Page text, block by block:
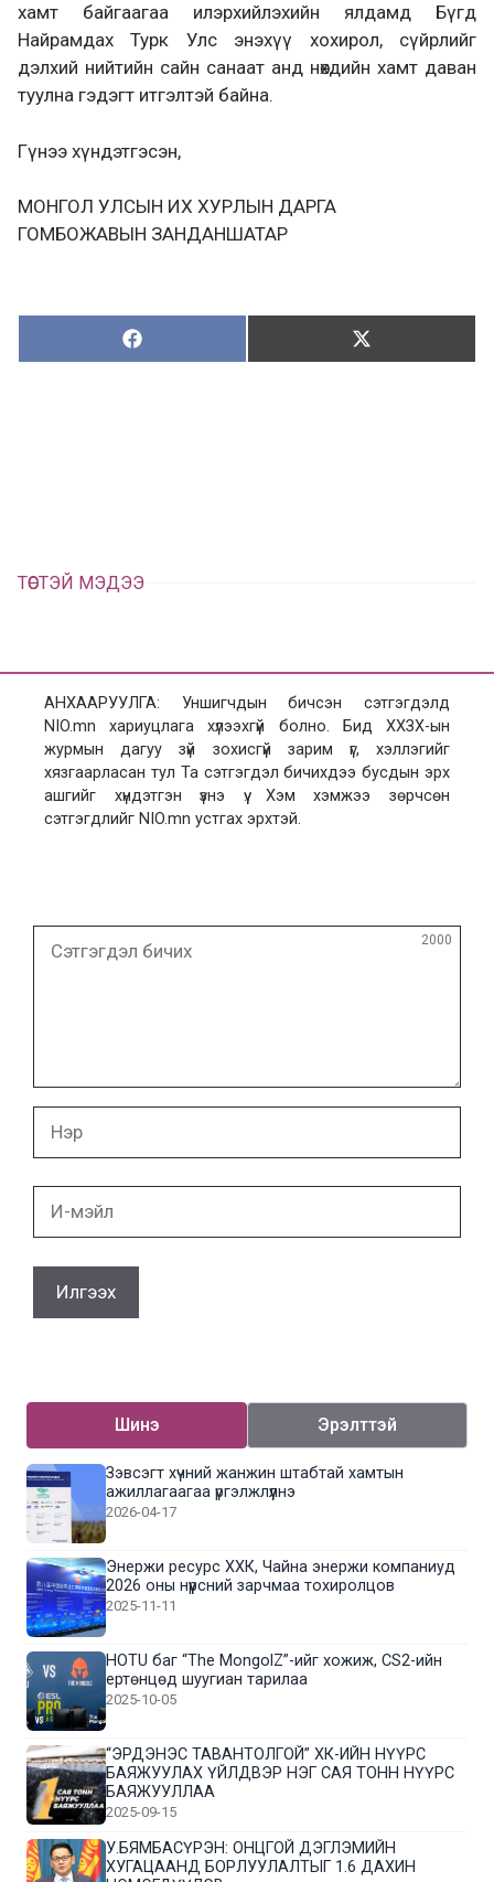
хамт байгаагаа илэрхийлэхийн ялдамд Бүгд
Найрамдах Турк Улс энэхүү хохирол, сүйрлийг
дэлхий нийтийн сайн санаат анд нөхдийн хамт даван
туулна гэдэгт итгэлтэй байна.
Гүнээ хүндэтгэсэн,
МОНГОЛ УЛСЫН ИХ ХУРЛЫН ДАРГА
ГОМБОЖАВЫН ЗАНДАНШАТАР
Хуваалцах:
Х
у
Түгээх:
Т
ү
ТӨСТЭЙ МЭДЭЭ
АНХААРУУЛГА: Уншигчдын бичсэн сэтгэгдэлд
NIO.mn хариуцлага хүлээхгүй болно. Бид ХХЗХ-ын
журмын дагуу зүй зохисгүй зарим үг, хэллэгийг
хязгаарласан тул Та сэтгэгдэл бичихдээ бусдын эрх
ашгийг хүндэтгэн үзнэ үү. Хэм хэмжээ зөрчсөн
сэтгэгдлийг NIO.mn устгах эрхтэй.
бичих
2000
Шинэ Эрэлттэй
Зэвсэгт хүчний жанжин штабтай хамтын
ажиллагаагаа үргэлжлүүлнэ
2026-04-17
Энержи ресурс ХХК, Чайна энержи компаниуд
2026 оны нүүрсний зарчмаа тохиролцов
2025-11-11
HOTU баг “The MongolZ”-ийг хожиж, CS2-ийн
ертөнцөд шуугиан тарилаа
2025-10-05
“ЭРДЭНЭС ТАВАНТОЛГОЙ” ХК-ИЙН НҮҮРС
БАЯЖУУЛАХ ҮЙЛДВЭР НЭГ САЯ ТОНН НҮҮРС
БАЯЖУУЛЛАА
2025-09-15
У.БЯМБАСҮРЭН: ОНЦГОЙ ДЭГЛЭМИЙН
ХУГАЦААНД БОРЛУУЛАЛТЫГ 1.6 ДАХИН